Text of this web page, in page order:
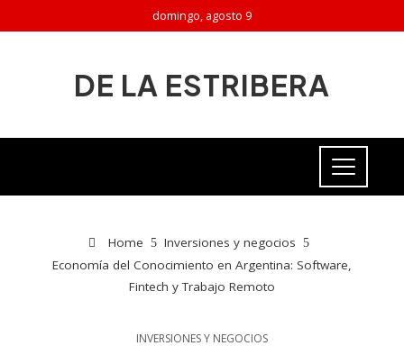
domingo, agosto 9
DE LA ESTRIBERA
Home
Inversiones y negocios
Economía del Conocimiento en Argentina: Software,
Fintech y Trabajo Remoto
INVERSIONES Y NEGOCIOS